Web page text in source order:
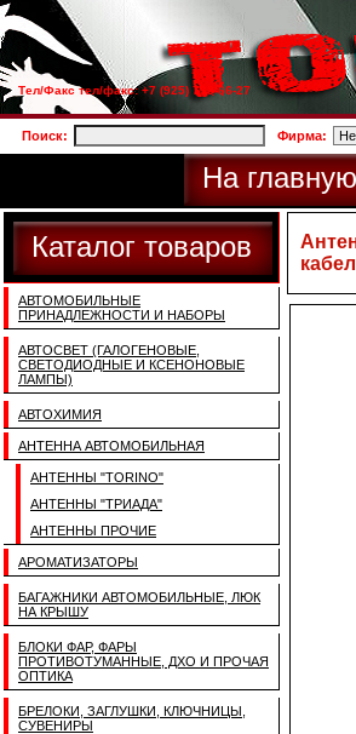
Тел/Факс тел/факс: +7 (925) 733-66-27
Поиск: Фирма:
На главную
Каталог товаров
АВТОМОБИЛЬНЫЕ
ПРИНАДЛЕЖНОСТИ И НАБОРЫ
АВТОСВЕТ (ГАЛОГЕНОВЫЕ,
СВЕТОДИОДНЫЕ И КСЕНОНОВЫЕ
ЛАМПЫ)
АВТОХИМИЯ
АНТЕННА АВТОМОБИЛЬНАЯ
АНТЕННЫ "TORINO"
АНТЕННЫ "ТРИАДА"
АНТЕННЫ ПРОЧИЕ
АРОМАТИЗАТОРЫ
БАГАЖНИКИ АВТОМОБИЛЬНЫЕ, ЛЮК
НА КРЫШУ
БЛОКИ ФАР, ФАРЫ
ПРОТИВОТУМАННЫЕ, ДХО И ПРОЧАЯ
ОПТИКА
БРЕЛОКИ, ЗАГЛУШКИ, КЛЮЧНИЦЫ,
СУВЕНИРЫ